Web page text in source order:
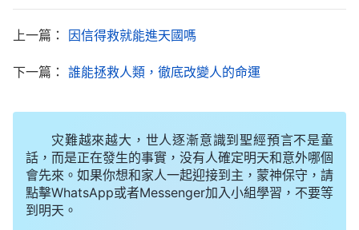
發現，非得藉着話語的審判來達到果效，這樣，人才
能從此起頭逐步達到變化。」《話・卷一 神的顯現與
恩典時代主耶穌作的是救贖工作，人只要信主，向主
認罪悔改，罪就得着赦免，不再因為觸犯律法而被定
罪、處死了，并且得以享受主所賜的豐豐富富的恩
典。但是，罪得赦免能代表人脱離罪成為聖潔了嗎？
罪得赦免能代表人達到真實順服神了嗎？絶對不能。
上一篇： 因信得救就能進天國嗎
下一篇： 誰能拯救人類，徹底改變人的命運
灾難越來越大，世人逐漸意識到聖經預言不是童
話，而是正在發生的事實，没有人確定明天和意外哪個
會先來。如果你想和家人一起迎接到主，蒙神保守，請
點擊WhatsApp或者Messenger加入小組學習，不要等
到明天。